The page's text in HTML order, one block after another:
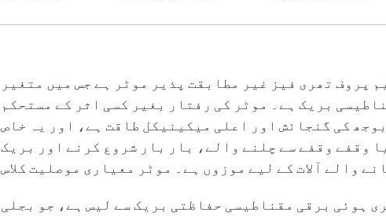
پروف تھری فیز غیر مطابقت پذیر موٹر ہے جس میں متغیر
بریک ہے۔ موٹر کی رفتار بغیر کسی اثر کے مستحکم
کی گنجائش اور اعلی میکینیکل طاقت ہے، اور یہ خاص
وقفے وقفے سے چلنے والے، بار بار شروع کرنے اور بریک
ہوئی برقی مقناطیسی حفاظتی بریک سے لیس ہے، جو بجلی